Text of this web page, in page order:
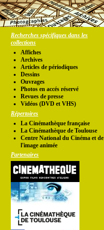
Recherches spécifiques dans les
collections
Affiches
Archives
Articles de périodiques
Dessins
Ouvrages
Photos en accés réservé
Revues de presse
Vidéos (DVD et VHS)
Répertoires
La Cinémathèque française
La Cinémathèque de Toulouse
Centre National du Cinéma et de
l'image animée
Partenaires